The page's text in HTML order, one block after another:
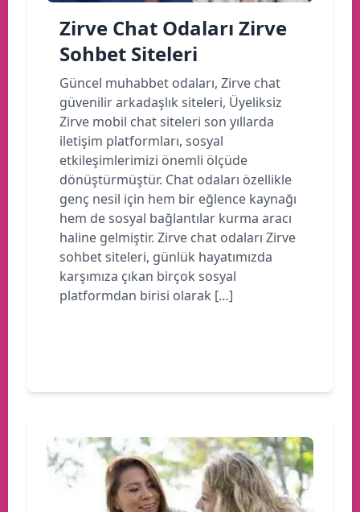
Zirve Chat Odaları Zirve
Sohbet Siteleri
Güncel muhabbet odaları, Zirve chat
güvenilir arkadaşlık siteleri, Üyeliksiz
Zirve mobil chat siteleri son yıllarda
iletişim platformları, sosyal
etkileşimlerimizi önemli ölçüde
dönüştürmüştür. Chat odaları özellikle
genç nesil için hem bir eğlence kaynağı
hem de sosyal bağlantılar kurma aracı
haline gelmiştir. Zirve chat odaları Zirve
sohbet siteleri, günlük hayatımızda
karşımıza çıkan birçok sosyal
platformdan birisi olarak […]